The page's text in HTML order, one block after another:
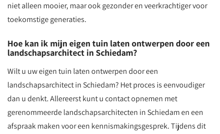
niet alleen mooier, maar ook gezonder en veerkrachtiger voor
toekomstige generaties.
Hoe kan ik mijn eigen tuin laten ontwerpen door een
landschapsarchitect in Schiedam?
Wilt u uw eigen tuin laten ontwerpen door een
landschapsarchitect in Schiedam? Het proces is eenvoudiger
dan u denkt. Allereerst kunt u contact opnemen met
gerenommeerde landschapsarchitecten in Schiedam en een
afspraak maken voor een kennismakingsgesprek. Tijdens dit